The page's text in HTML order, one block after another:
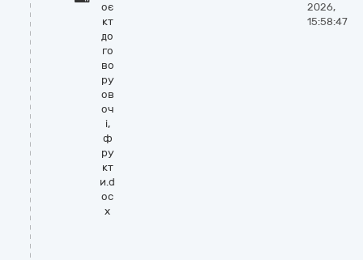
оє
кт
до
го
во
ру
ов
оч
і,
ф
ру
кт
и.d
oc
x
2026,
15:58:47